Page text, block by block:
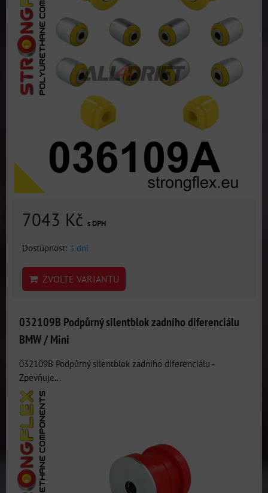
7043 Kč s DPH
Dostupnost: 3 dni
ZVOLTE VARIANTU
032109B Podpůrný silentblok zadního diferenciálu
BMW / Mini
032109B Podpůrný silentblok zadního diferenciálu -
Zpevňuje...